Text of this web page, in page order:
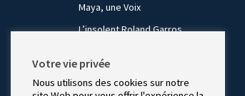
Maya, une Voix
L’insolent Roland Garros
Un Songe
Votre vie privée
Nous utilisons des cookies sur notre